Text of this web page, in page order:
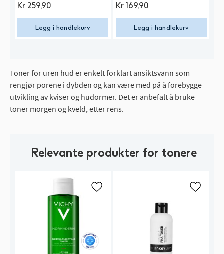
Kr 259,90
Legg i handlekurv
Kr 169,90
Legg i handlekurv
Toner for uren hud er enkelt forklart ansiktsvann som
rengjør porene i dybden og kan være med på å forebygge
utvikling av kviser og hudormer. Det er anbefalt å bruke
toner morgen og kveld, etter rens.
Relevante produkter for tonere